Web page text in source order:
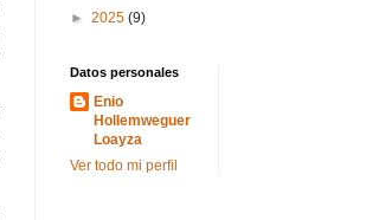
► 2025 (9)
Datos personales
Enio
Hollemweguer
Loayza
Ver todo mi perfil